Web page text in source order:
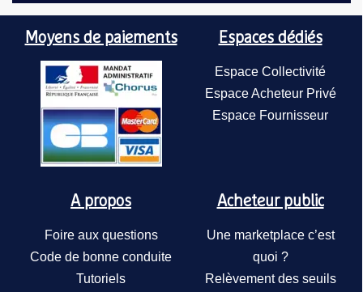
Moyens de paiements Espaces dédiés
Espace Collectivité
Espace Acheteur Privé
Espace Fournisseur
A propos
Foire aux questions
Code de bonne conduite
Tutoriels
Acheteur public
Une marketplace c’est
quoi ?
Relèvement des seuils